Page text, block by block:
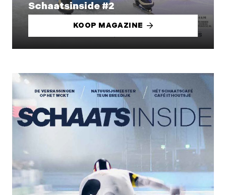
Schaatsinside #2
KOOP MAGAZINE